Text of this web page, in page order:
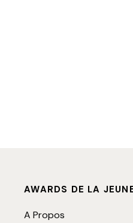
AWARDS DE LA
A Propos